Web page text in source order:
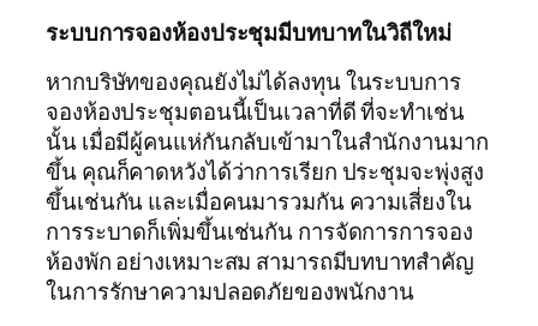
ระบบการจองห้องประชุมมีบทบาทในวิถีใหม่
หากบริษัทของคุณยังไม่ได้ลงทุน ในระบบการ
จองห้องประชุมตอนนี้เป็นเวลาที่ดี ที่จะทำเช่น
นั้น เมื่อมีผู้คนแห่กันกลับเข้ามาในสำนักงานมาก
ขึ้น คุณก็คาดหวังได้ว่าการเรียก ประชุมจะพุ่งสูง
ขึ้นเช่นกัน และเมื่อคนมารวมกัน ความเสี่ยงใน
การระบาดก็เพิ่มขึ้นเช่นกัน การจัดการการจอง
ห้องพัก อย่างเหมาะสม สามารถมีบทบาทสำคัญ
ในการรักษาความปลอดภัยของพนักงาน